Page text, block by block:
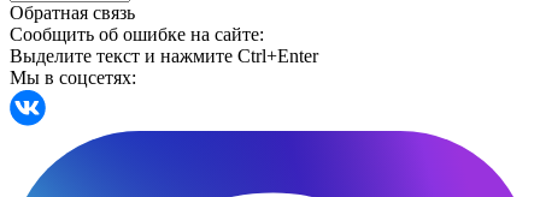
Обратная связь
Сообщить об ошибке на сайте:
Выделите текст и нажмите Ctrl+Enter
Мы в соцсетях: